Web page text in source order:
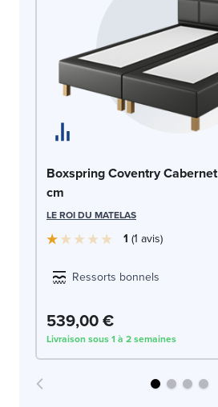
Boxspring Coventry
cm
LE ROI DU MATELAS
1 1 avis
Ressorts bonnels
539,00 €
Livraison sous 1 à 2 semaines